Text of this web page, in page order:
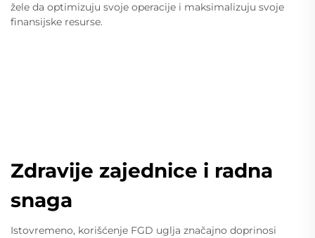
žele da optimizuju svoje operacije i maksimalizuju svoje
finansijske resurse.
Zdravije zajednice i radna
snaga
Istovremeno, korišćenje FGD uglja značajno doprinosi